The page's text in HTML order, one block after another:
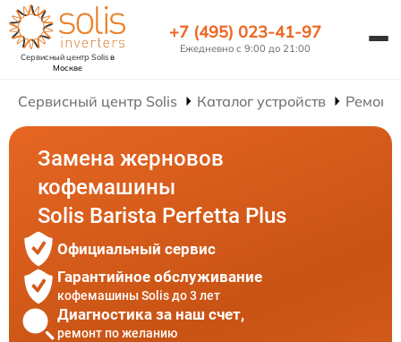
Сервисный центр Solisв
Москве
+7 (495) 023-41-97
Ежедневно с 9:00 до 21:00
Сервисный центр Solis Каталог устройств
Замена жерновов
кофемашины
Solis Barista Perfetta Plus
Официальный сервис
Гарантийное обслуживание
кофемашины Solis до 3 лет
Диагностика за наш счет,
ремонт по желанию